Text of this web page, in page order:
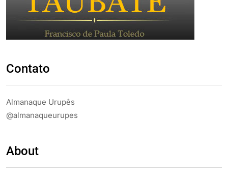
Contato
Almanaque Urupês
@almanaqueurupes
About